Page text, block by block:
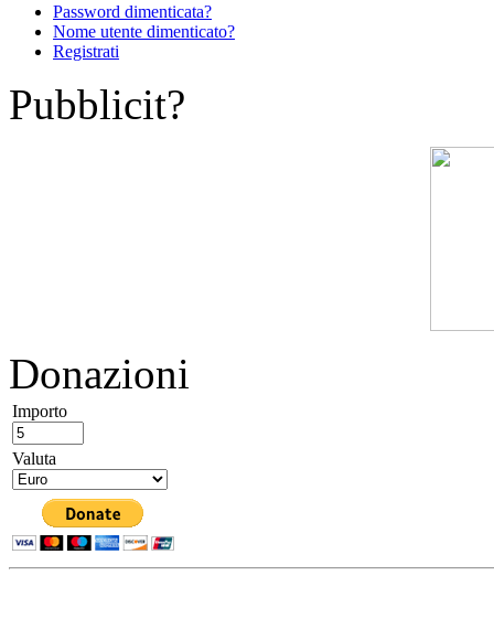
Password dimenticata?
Nome utente dimenticato?
Registrati
Pubblicit?
Donazioni
Importo
Valuta